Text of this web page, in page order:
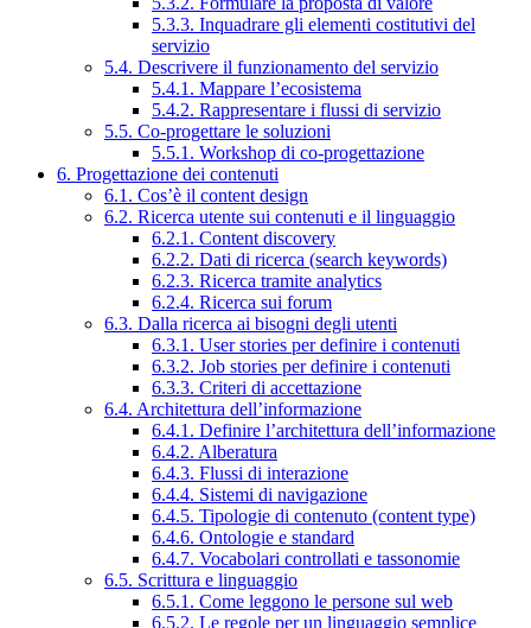
5.3.3. Inquadrare gli elementi costitutivi del
servizio
5.4. Descrivere il funzionamento del servizio
5.4.1. Mappare l’ecosistema
5.4.2. Rappresentare i flussi di servizio
5.5. Co-progettare le soluzioni
5.5.1. Workshop di co-progettazione
6. Progettazione dei contenuti
6.1. Cos’è il content design
6.2. Ricerca utente sui contenuti e il linguaggio
6.2.1. Content discovery
6.2.2. Dati di ricerca (search keywords)
6.2.3. Ricerca tramite analytics
6.2.4. Ricerca sui forum
6.3. Dalla ricerca ai bisogni degli utenti
6.3.1. User stories per definire i contenuti
6.3.2. Job stories per definire i contenuti
6.3.3. Criteri di accettazione
6.4. Architettura dell’informazione
6.4.1. Definire l’architettura dell’informazione
6.4.2. Alberatura
6.4.3. Flussi di interazione
6.4.4. Sistemi di navigazione
6.4.5. Tipologie di contenuto (content type)
6.4.6. Ontologie e standard
6.4.7. Vocabolari controllati e tassonomie
6.5. Scrittura e linguaggio
6.5.1. Come leggono le persone sul web
6.5.2. Le regole per un linguaggio semplice